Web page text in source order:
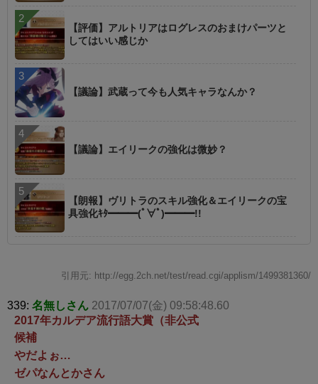
【評価】アルトリアはログレスのおまけパーツと
してはいい感じか
【議論】武蔵って今も人気キャラなんか？
【議論】エイリークの強化は微妙？
【朗報】ヴリトラのスキル強化＆エイリークの宝
具強化ｷﾀ━━━(ﾟ∀ﾟ)━━━!!
引用元: http://egg.2ch.net/test/read.cgi/applism/1499381360/
339: 名無しさん 2017/07/07(金) 09:58:48.60
2017年カルデア流行語大賞（非公式
候補
やだよぉ…
ゼパなんとかさん